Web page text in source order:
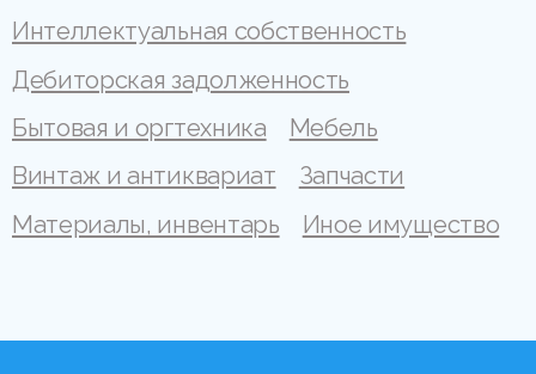
Интеллектуальная собственность
Дебиторская задолженность
Бытовая и оргтехника
Мебель
Винтаж и антиквариат
Запчасти
Материалы, инвентарь
Иное имущество